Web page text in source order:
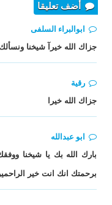
أضف تعليقا
ابوالبراء السلفى
جزاك الله خيرآ شيخنا
رقية
جزاك الله خيرا
ابو عبدالله
بارك الله بك يا شيخنا
برحمتك انك انت خير